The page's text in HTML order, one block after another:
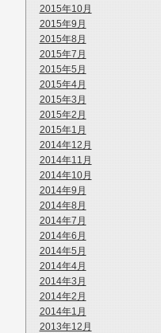
2015年10月
2015年9月
2015年8月
2015年7月
2015年5月
2015年4月
2015年3月
2015年2月
2015年1月
2014年12月
2014年11月
2014年10月
2014年9月
2014年8月
2014年7月
2014年6月
2014年5月
2014年4月
2014年3月
2014年2月
2014年1月
2013年12月